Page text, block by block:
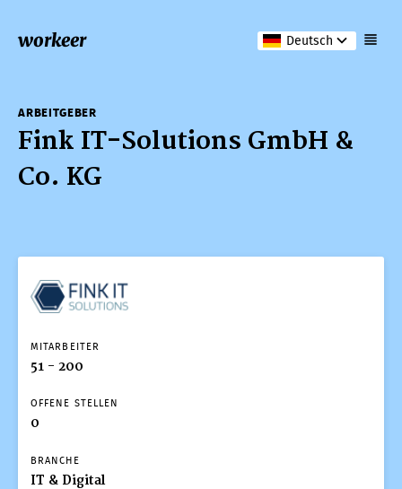
workeer Deutsch
ARBEITGEBER
Fink IT-Solutions GmbH &
Co. KG
MITARBEITER
51 - 200
OFFENE STELLEN
0
BRANCHE
IT & Digital